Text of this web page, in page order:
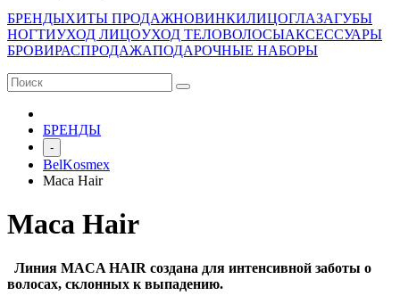
БРЕНДЫХИТЫ ПРОДАЖНОВИНКИЛИЦОГЛАЗАГУБЫ
НОГТИУХОД ЛИЦОУХОД ТЕЛОВОЛОСЫАКСЕССУАРЫ
БРОВИРАСПРОДАЖАПОДАРОЧНЫЕ НАБОРЫ
БРЕНДЫ
-
BelKosmex
Maca Hair
Maca Hair
Линия MACA HAIR создана для интенсивной заботы о
волосах, склонных к выпадению.